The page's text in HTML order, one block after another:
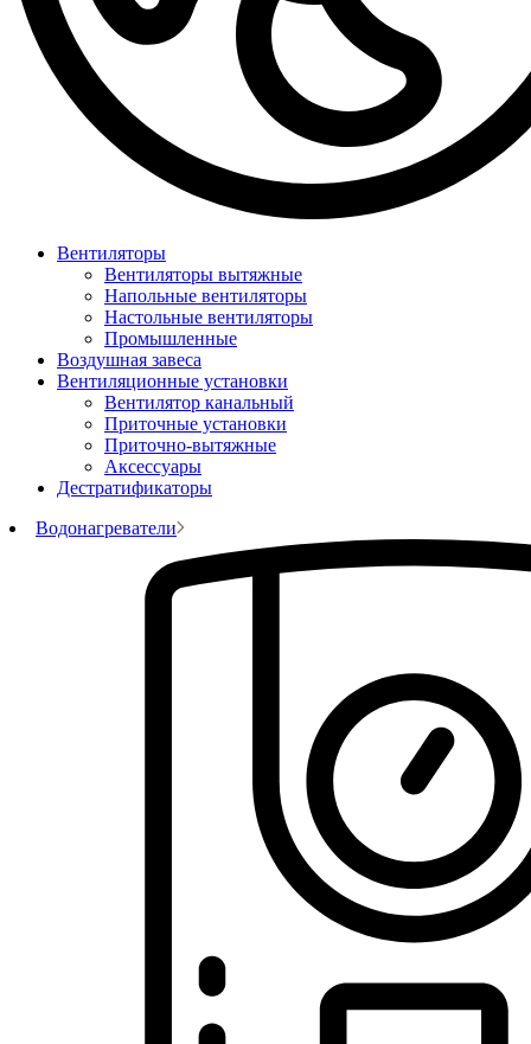
Вентиляторы
Вентиляторы вытяжные
Напольные вентиляторы
Настольные вентиляторы
Промышленные
Воздушная завеса
Вентиляционные установки
Вентилятор канальный
Приточные установки
Приточно-вытяжные
Аксессуары
Дестратификаторы
Водонагреватели